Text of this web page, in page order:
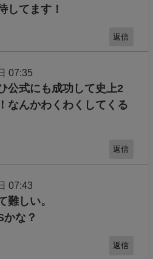
してます！
返信
07:35
公式にも成功して史上2
なんかわくわくしてくる
返信
07:43
難しい。
な？
返信